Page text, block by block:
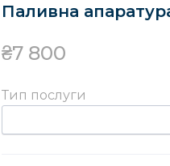
Паливна
₴7 800
Тип послуги